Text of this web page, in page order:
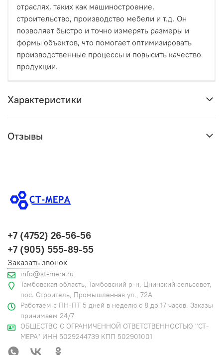
отраслях, таких как машиностроение,
строительство, производство мебели и т.д. Он
позволяет быстро и точно измерять размеры и
формы объектов, что помогает оптимизировать
производственные процессы и повысить качество
продукции.
Характеристики
Отзывы
+7 (4752) 26-56-56
+7 (905) 555-89-55
Заказать звонок
info@st-mera.ru
Тамбовская область, Тамбовский р-н, Цнинский сельсовет,
пос. Строитель, Промышленная ул., 72А
Работаем с ПН-ПТ 5 дней в неделю с 8 до 17 часов. Заказы
принимаем 24/7
ОБЩЕСТВО С ОГРАНИЧЕННОЙ ОТВЕТСТВЕННОСТЬЮ "СТ-
МЕРА" ИНН 5029244739 КПП 502901001